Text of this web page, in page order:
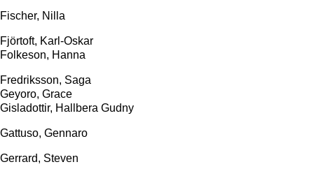
Fischer, Nilla
Fjörtoft, Karl-Oskar
Folkeson, Hanna
Fredriksson, Saga
Geyoro, Grace
Gisladottir, Hallbera Gudny
Gattuso, Gennaro
Gerrard, Steven